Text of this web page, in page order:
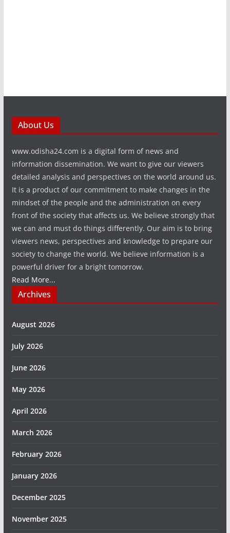
About Us
www.odisha24.com is a digital form of news and
information dissemination. We want to give our viewers
detailed analysis and perspectives on the world around us.
It is a product of our commitment to make changes in the
mindset of the people and the administration on every
front of the society that affects us. We believe strongly that
we can and must do things differently. Our aim is to bring
viewers news, perspectives and knowledge to prepare our
society to change the world. We believe information is a
powerful driver for a bright tomorrow.
Read More...
Archives
August 2026
July 2026
June 2026
May 2026
April 2026
March 2026
February 2026
January 2026
December 2025
November 2025